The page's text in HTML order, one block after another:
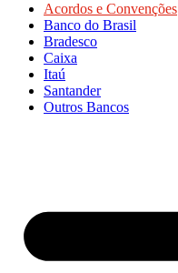
Acordos e Convenções
Banco do Brasil
Bradesco
Caixa
Itaú
Santander
Outros Bancos